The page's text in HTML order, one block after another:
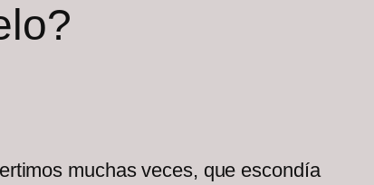
muchas veces, que escondía